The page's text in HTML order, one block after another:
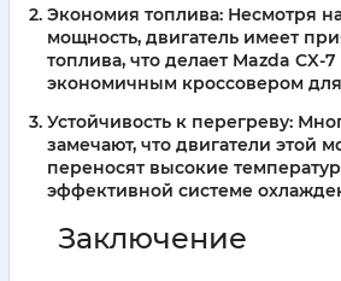
Экономия топлива: Несмотря
мощность, двигатель имеет
топлива, что делает Mazda CX-
экономичным кроссовером для
Устойчивость к перегреву:
замечают, что двигатели этой
переносят высокие
эффективной системе
Заключение